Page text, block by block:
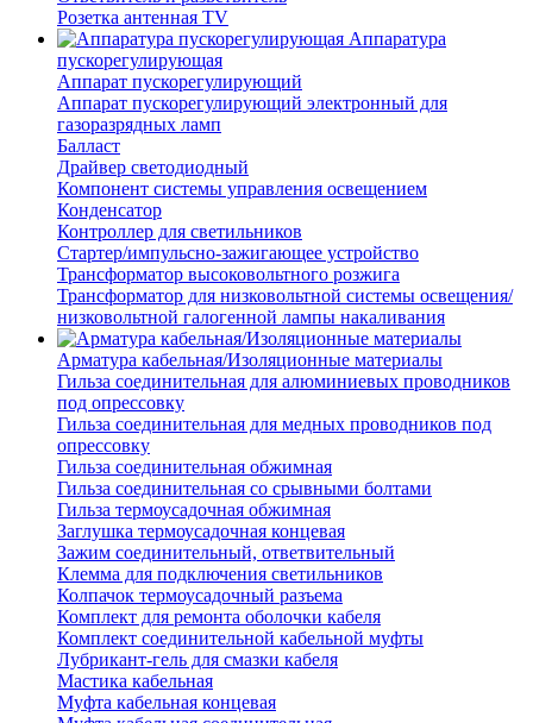
Розетка антенная TV
Аппаратура
пускорегулирующая
Аппарат пускорегулирующий
Аппарат пускорегулирующий электронный для
газоразрядных ламп
Балласт
Драйвер светодиодный
Компонент системы управления освещением
Конденсатор
Контроллер для светильников
Стартер/импульсно-зажигающее устройство
Трансформатор высоковольтного розжига
Трансформатор для низковольтной системы освещения/
низковольтной галогенной лампы накаливания
Арматура кабельная/Изоляционные материалы
Гильза соединительная для алюминиевых проводников
под опрессовку
Гильза соединительная для медных проводников под
опрессовку
Гильза соединительная обжимная
Гильза соединительная со срывными болтами
Гильза термоусадочная обжимная
Заглушка термоусадочная концевая
Зажим соединительный, ответвительный
Клемма для подключения светильников
Колпачок термоусадочный разъема
Комплект для ремонта оболочки кабеля
Комплект соединительной кабельной муфты
Лубрикант-гель для смазки кабеля
Мастика кабельная
Муфта кабельная концевая